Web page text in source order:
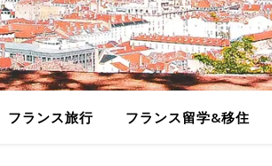
フランス旅行 フランス留学&移住